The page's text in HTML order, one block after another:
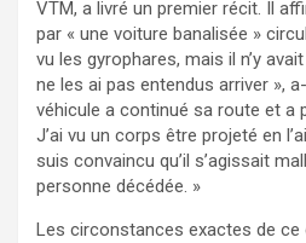
VTM, a livré un premier récit. Il
par « une voiture banalisée »
vu les gyrophares, mais il n’y
ne les ai pas entendus arriver »,
véhicule a continué sa route et a
J’ai vu un corps être projeté en
suis convaincu qu’il s’agissait
personne décédée. »
Les circonstances exactes de ce